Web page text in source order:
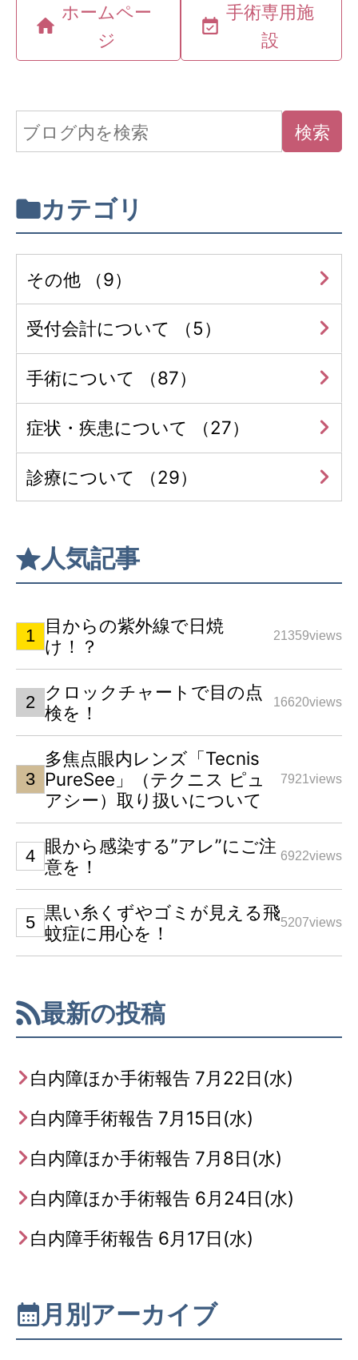
ホームペー
ジ
手術専用施
設
カテゴリ
その他 （9）
受付会計について （5）
手術について （87）
症状・疾患について （27）
診療について （29）
人気記事
目からの紫外線で日焼
け！？
21359views
クロックチャートで目の点
検を！
16620views
多焦点眼内レンズ「Tecnis
PureSee」（テクニス ピュ
アシー）取り扱いについて
7921views
眼から感染する”アレ”にご注
意を！
6922views
黒い糸くずやゴミが見える飛
蚊症に用心を！
5207views
最新の投稿
白内障ほか手術報告 7月22日(水)
白内障手術報告 7月15日(水)
白内障ほか手術報告 7月8日(水)
白内障ほか手術報告 6月24日(水)
白内障手術報告 6月17日(水)
月別アーカイブ